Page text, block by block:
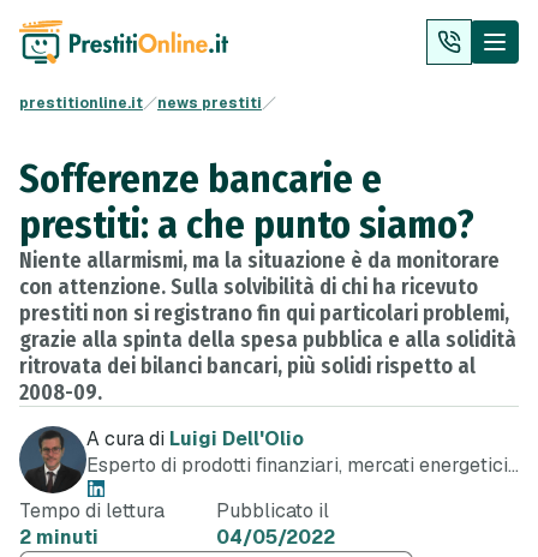
prestitionline.it news prestiti
Sofferenze bancarie e
prestiti: a che punto siamo?
Niente allarmismi, ma la situazione è da monitorare
con attenzione. Sulla solvibilità di chi ha ricevuto
prestiti non si registrano fin qui particolari problemi,
grazie alla spinta della spesa pubblica e alla solidità
ritrovata dei bilanci bancari, più solidi rispetto al
2008-09.
A cura di Luigi Dell'Olio
Esperto di prodotti finanziari, mercati energetici
e telefonia
Tempo di lettura
2 minuti
Pubblicato il
04/05/2022